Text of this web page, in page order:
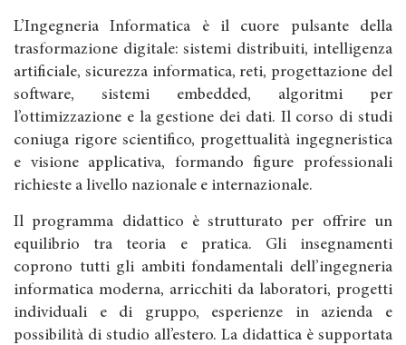
L’Ingegneria Informatica è il cuore pulsante della
trasformazione digitale: sistemi distribuiti, intelligenza
artificiale, sicurezza informatica, reti, progettazione del
software, sistemi embedded, algoritmi per
l’ottimizzazione e la gestione dei dati. Il corso di studi
coniuga rigore scientifico, progettualità ingegneristica
e visione applicativa, formando figure professionali
richieste a livello nazionale e internazionale.
Il programma didattico è strutturato per offrire un
equilibrio tra teoria e pratica. Gli insegnamenti
coprono tutti gli ambiti fondamentali dell’ingegneria
informatica moderna, arricchiti da laboratori, progetti
individuali e di gruppo, esperienze in azienda e
possibilità di studio all’estero. La didattica è supportata